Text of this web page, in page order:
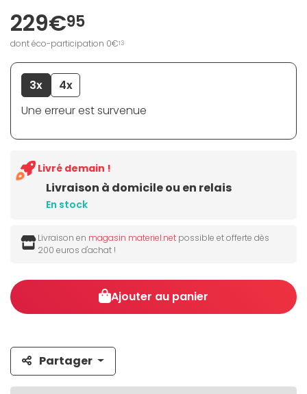
229€95
dont éco-participation 0€13
3x
4x
Une erreur est survenue
Livraison à domicile ou en relais
En stock
Livré demain !
Livraison en magasin materiel.net possible et offerte dès
200 euros d'achat !
Ajouter au panier
Partager